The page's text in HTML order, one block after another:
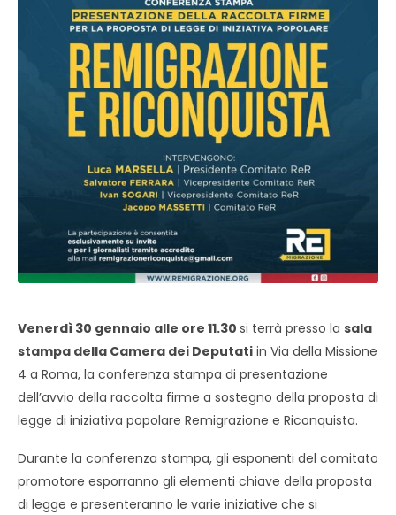
Venerdì 30 gennaio alle ore 11.30 si terrà presso la sala
stampa della Camera dei Deputati in Via della Missione
4 a Roma, la conferenza stampa di presentazione
dell’avvio della raccolta firme a sostegno della proposta di
legge di iniziativa popolare Remigrazione e Riconquista.
Durante la conferenza stampa, gli esponenti del comitato
promotore esporranno gli elementi chiave della proposta
di legge e presenteranno le varie iniziative che si